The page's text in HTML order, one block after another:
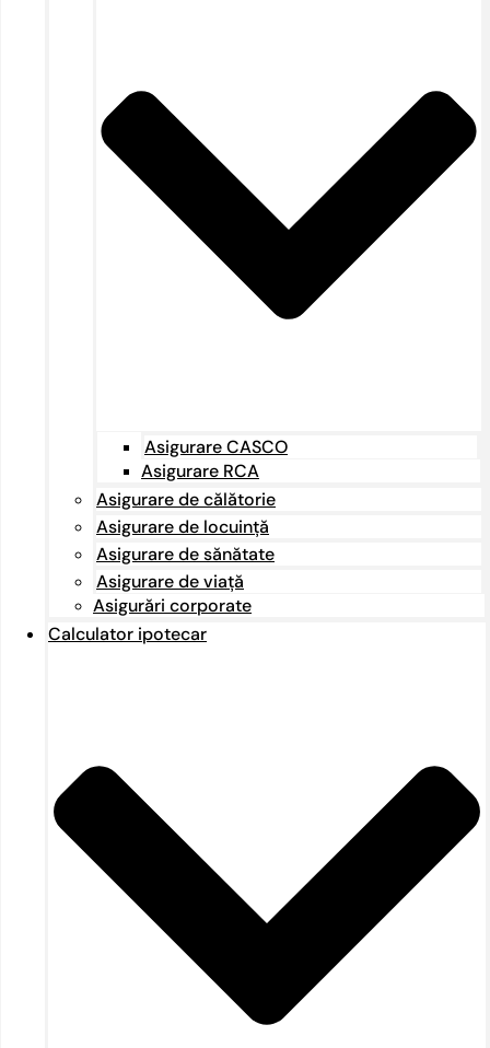
Asigurare CASCO
Asigurare RCA
Asigurare de călătorie
Asigurare de locuință
Asigurare de sănătate
Asigurare de viață
Asigurări corporate
Calculator ipotecar